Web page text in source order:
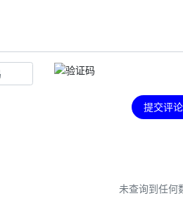
提交评论
未查询到任何